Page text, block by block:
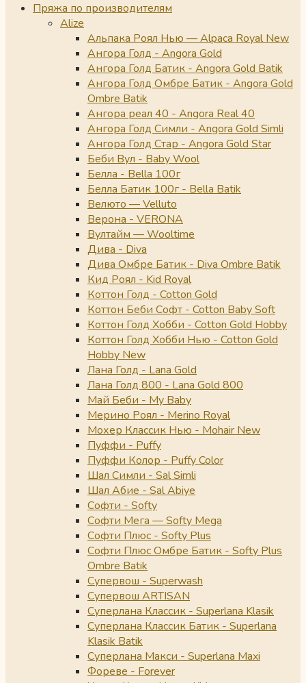
Пряжа по производителям
Alize
Альпака Роял Нью — Alpaca Royal New
Ангора Голд - Angora Gold
Ангора Голд Батик - Angora Gold Batik
Ангора Голд Омбре Батик - Angora Gold
Ombre Batik
Ангора реал 40 - Angora Real 40
Ангора Голд Симли - Angora Gold Simli
Ангора Голд Стар - Angora Gold Star
Беби Вул - Baby Wool
Белла - Bella 100г
Белла Батик 100г - Bella Batik
Велюто — Velluto
Верона - VERONA
Вултайм — Wooltime
Дива - Diva
Дива Омбре Батик - Diva Ombre Batik
Кид Роял - Kid Royal
Коттон Голд - Cotton Gold
Коттон Беби Софт - Cotton Baby Soft
Коттон Голд Хобби - Cotton Gold Hobby
Коттон Голд Хобби Нью - Cotton Gold
Hobby New
Лана Голд - Lana Gold
Лана Голд 800 - Lana Gold 800
Май Беби - My Baby
Мерино Роял - Merino Royal
Мохер Классик Нью - Mohair New
Пуффи - Puffy
Пуффи Колор - Puffy Color
Шал Симли - Sal Simli
Шал Абие - Sal Abiye
Софти - Softy
Софти Мега — Softy Mega
Софти Плюс - Softy Plus
Софти Плюс Омбре Батик - Softy Plus
Ombre Batik
Супервош - Superwash
Супервош ARTISAN
Суперлана Классик - Superlana Klasik
Суперлана Классик Батик - Superlana
Klasik Batik
Суперлана Макси - Superlana Maxi
Фореве - Forever